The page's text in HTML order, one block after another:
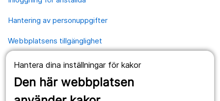
Hantera dina inställningar för kakor
Den här webbplatsen
Hantering av personuppgifter
Webbplatsens tillgänglighet
Våra webbplatser
1177.se